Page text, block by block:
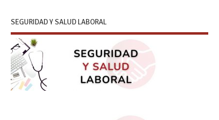
SEGURIDAD Y SALUD LABORAL